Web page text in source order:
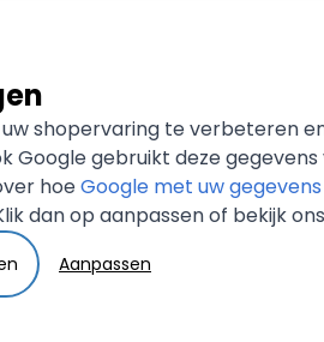
uw shopervaring te verbeteren
Google gebruikt deze
hoeGoogle met uw
dan op aanpassen of bekijk ons
Aanpassen